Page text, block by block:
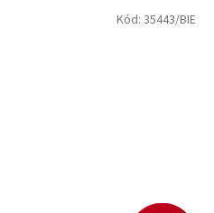
Kód: 35443/BIE